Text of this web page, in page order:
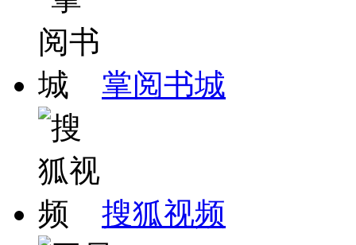
掌阅书城
搜狐视频